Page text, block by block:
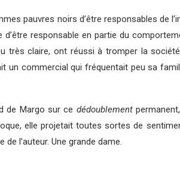
pauvres noirs d’être responsables de
responsable en partie du
très claire, ont réussi à tromper la
un commercial qui fréquentait peu sa
de Margo sur ce dédoublement
elle projetait toutes sortes de
l’auteur. Une grande dame.